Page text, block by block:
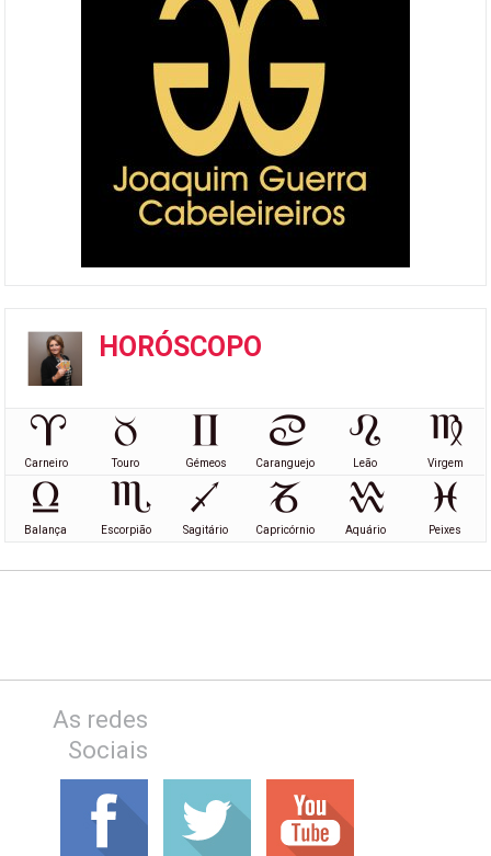
HORÓSCOPO
Carneiro Touro Gémeos Caranguejo Leão Virgem
Balança Escorpião Sagitário Capricórnio Aquário Peixes
As redes
Sociais